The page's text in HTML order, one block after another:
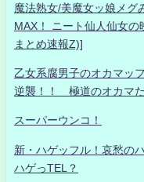
魔法熟女/美魔女ッ娘メグ
MAX！ ニート仙人仙女
まとめ速報Z)]
乙女系腐男子のオカマッ
逆襲！！ 極道のオカマた
スーパーウンコ！
新・ハゲッフル！哀愁の
ハゲっTEL？